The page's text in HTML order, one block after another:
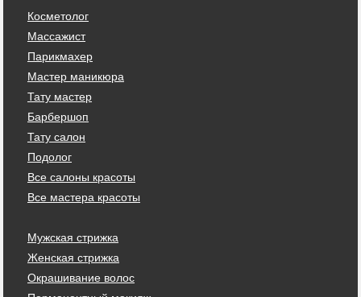
Косметолог
Массажист
Парикмахер
Мастер маникюра
Тату мастер
Барбершоп
Тату салон
Подолог
Все салоны красоты
Все мастера красоты
Мужская стрижка
Женская стрижка
Окрашивание волос